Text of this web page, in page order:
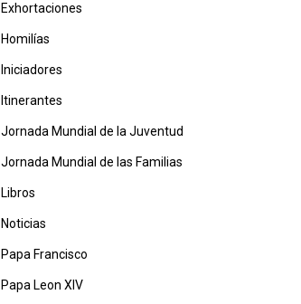
Exhortaciones
Homilías
Iniciadores
Itinerantes
Jornada Mundial de la Juventud
Jornada Mundial de las Familias
Libros
Noticias
Papa Francisco
Papa Leon XIV